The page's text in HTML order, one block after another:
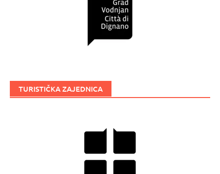
TURISTIČKA ZAJEDNICA